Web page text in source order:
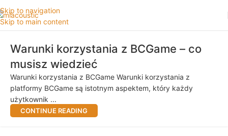
Skip to navigation
Skip to main content
Warunki korzystania z BCGame – co
musisz wiedzieć
Warunki korzystania z BCGame Warunki korzystania z
platformy BCGame są istotnym aspektem, który każdy
użytkownik ...
CONTINUE READING